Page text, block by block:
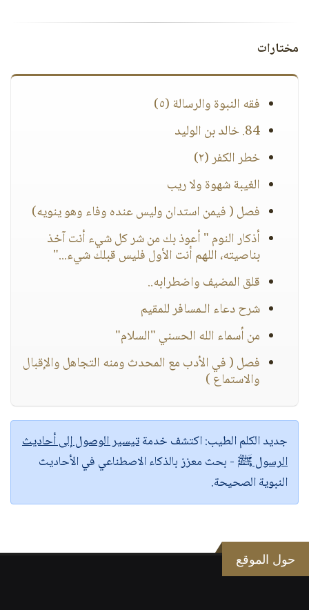
مختارات
فقه النبوة والرسالة (٥)
84. خالد بن الوليد
خطر الكفر (٢)
الغيبة شهوة ولا ريب
فصل ( فيمن استدان وليس عنده وفاء وهو ينويه)
أذكار النوم " أعوذ بك من شر كل شيء أنت آخذ
بناصيته، اللهم أنت الأول فليس قبلك شيء..."
قلق المضيف واضطرابه..
شرح دعاء الـمسافر للمقيم
من أسماء الله الحسني "السلام"
فصل ( في الأدب مع المحدث ومنه التجاهل والإقبال
والاستماع )
جديد الكلم الطيب:اكتشف خدمةتيسير الوصول إلى أحاديث
الرسول ﷺ - بحث معزز بالذكاء الاصطناعي في الأحاديث
النبوية الصحيحة.
حول الموقع